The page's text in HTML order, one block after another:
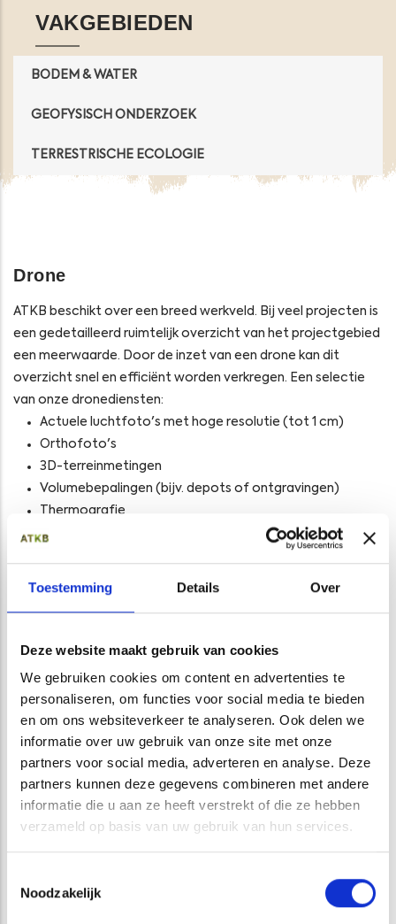
Toestemming Details Over
Deze website maakt gebruik van cookies
We gebruiken cookies om content en advertenties te
personaliseren, om functies voor social media te bieden
en om ons websiteverkeer te analyseren. Ook delen we
informatie over uw gebruik van onze site met onze
partners voor social media, adverteren en analyse. Deze
partners kunnen deze gegevens combineren met andere
informatie die u aan ze heeft verstrekt of die ze hebben
verzameld op basis van uw gebruik van hun services.
Noodzakelijk
VAKGEBIEDEN
BODEM & WATER
GEOFYSISCH ONDERZOEK
TERRESTRISCHE ECOLOGIE
Drone
ATKB beschikt over een breed werkveld. Bij veel projecten is
een gedetailleerd ruimtelijk overzicht van het projectgebied
een meerwaarde. Door de inzet van een drone kan dit
overzicht snel en efficiënt worden verkregen. Een selectie
van onze dronediensten:
Actuele luchtfoto's met hoge resolutie (tot 1 cm)
Orthofoto's
3D-terreinmetingen
Volumebepalingen (bijv. depots of ontgravingen)
Thermografie
Filmopnames
ATKB voert de dronediensten uit op basis van het RPAS
drones dient rekening te worden gehouden met de
Nederland een aantal gebieden, met name rond vliegvelden,
Een indicatie van de ligging van deze zones vindt u
gebieden op de kaart).
GERELATEERDE PROJECTEN